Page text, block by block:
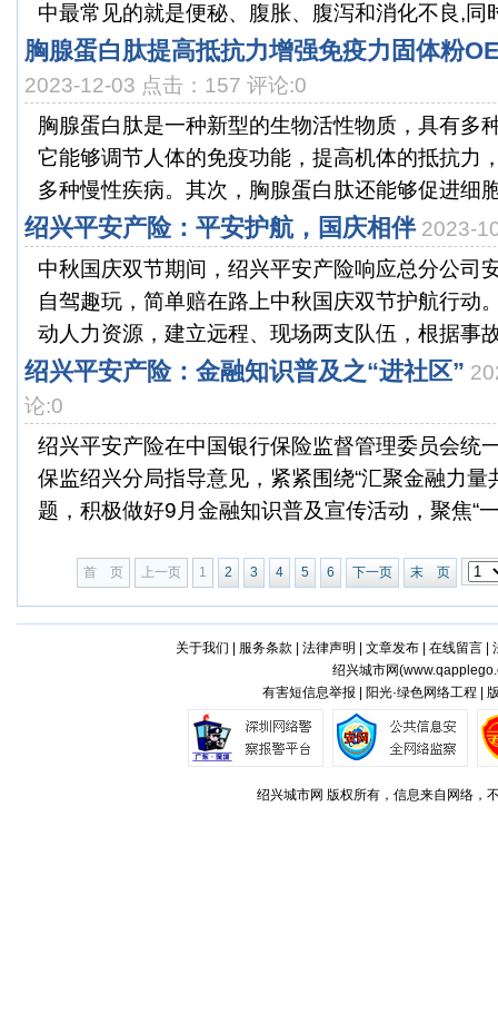
中最常见的就是便秘、腹胀、腹泻和消化不良,同
胸腺蛋白肽提高抵抗力增强免疫力固体粉
2023-12-03 点击：157 评论:0
胸腺蛋白肽是一种新型的生物活性物质，具有多
它能够调节人体的免疫功能，提高机体的抵抗力
多种慢性疾病。其次，胸腺蛋白肽还能够促进细
绍兴平安产险：平安护航，国庆相伴 2023-
中秋国庆双节期间，绍兴平安产险响应总分公司
自驾趣玩，简单赔在路上中秋国庆双节护航行动
动人力资源，建立远程、现场两支队伍，根据事
绍兴平安产险：金融知识普及之“进社区”
论:0
绍兴平安产险在中国银行保险监督管理委员会统
保监绍兴分局指导意见，紧紧围绕“汇聚金融力量
题，积极做好9月金融知识普及宣传活动，聚焦“
首 页 上一页 1 2 3 4 5 6 下一页 末 页
关于我们 服务条款 法律声明 文章发布| 在线留言|
绍兴城市网(
有害短信息举报 | 阳光·绿色网络工程 |
绍兴城市网 版权所有，信息来自网络，